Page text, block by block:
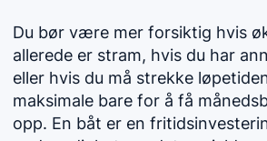
Du bør være mer forsiktig hvis
allerede er stram, hvis du har
eller hvis du må strekke
maksimale bare for å få
opp. En båt er en